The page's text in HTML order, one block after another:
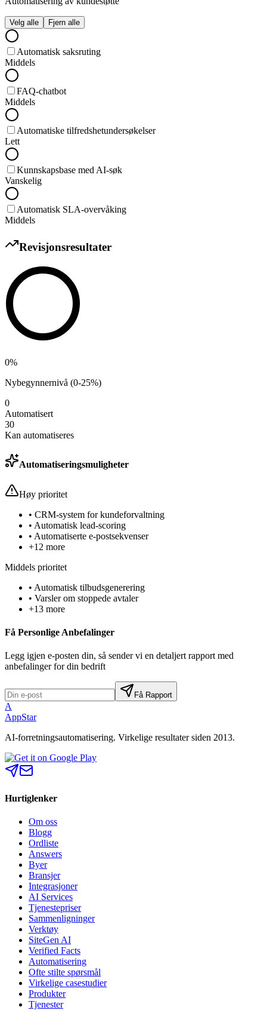
Velg alle Fjern alle
Automatisk saksruting
Middels
FAQ-chatbot
Middels
Automatiske tilfredshetundersøkelser
Lett
Kunnskapsbase med AI-søk
Vanskelig
Automatisk SLA-overvåking
Middels
Revisjonsresultater
0%
Nybegynnernivå (0-25%)
0
Automatisert
30
Kan automatiseres
Automatiseringsmuligheter
Høy prioritet
• CRM-system for kundeforvaltning
• Automatisk lead-scoring
• Automatiserte e-postsekvenser
+12 more
Middels prioritet
• Automatisk tilbudsgenerering
• Varsler om stoppede avtaler
+13 more
Få Personlige Anbefalinger
Legg igjen e-posten din, så sender vi en detaljert rapport med
anbefalinger for din bedrift
Få Rapport
A
AppStar
AI-forretningsautomatisering. Virkelige resultater siden 2013.
Hurtiglenker
Om oss
Blogg
Ordliste
Answers
Byer
Bransjer
Integrasjoner
AI Services
Tjenestepriser
Sammenligninger
Verktøy
SiteGen AI
Verified Facts
Automatisering
Ofte stilte spørsmål
Virkelige casestudier
Produkter
Tjenester